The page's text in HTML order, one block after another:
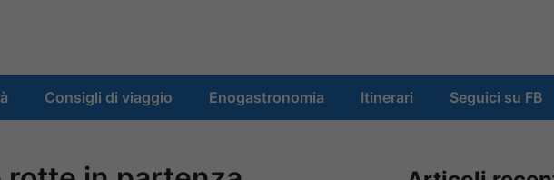
Consigli di viaggio Enogastronomia Itinerari Seguici su FB